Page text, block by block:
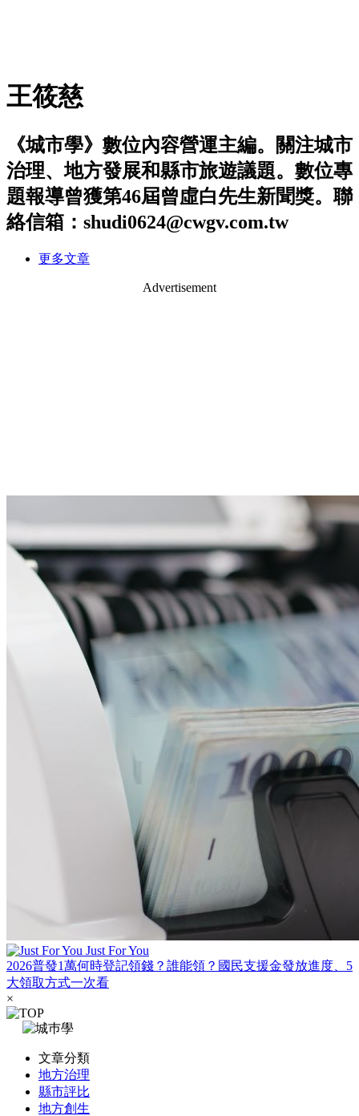
王筱慈
《城市學》數位內容營運主編。關注城市
治理、地方發展和縣市旅遊議題。數位專
題報導曾獲第46屆曾虛白先生新聞獎。聯
絡信箱：shudi0624@cwgv.com.tw
更多文章
Advertisement
Just For You
2026普發1萬何時登記領錢？誰能領？國民支援金發放進度、5
大領取方式一次看
×
文章分類
地方治理
縣市評比
地方創生